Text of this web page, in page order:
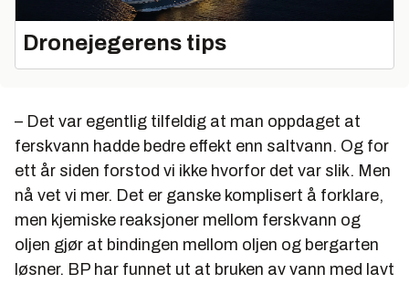
Dronejegerens tips
– Det var egentlig tilfeldig at man oppdaget at
ferskvann hadde bedre effekt enn saltvann. Og for
ett år siden forstod vi ikke hvorfor det var slik. Men
nå vet vi mer. Det er ganske komplisert å forklare,
men kjemiske reaksjoner mellom ferskvann og
oljen gjør at bindingen mellom oljen og bergarten
løsner. BP har funnet ut at bruken av vann med lavt